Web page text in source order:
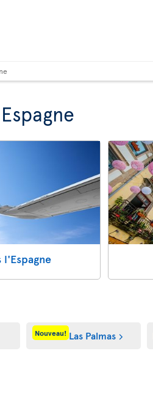
l'Espagne
Nouveau! Las Palmas